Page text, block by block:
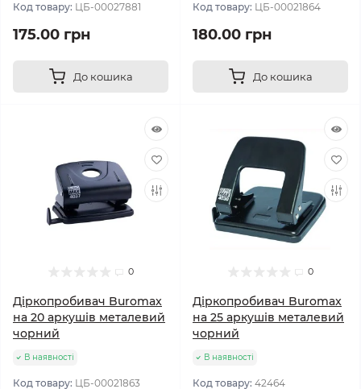
Код товару: ЦБ-00027881
175.00 грн
До кошика
Код товару: ЦБ-00021864
180.00 грн
До кошика
0
Діркопробивач Buromax
на 20 аркушів металевий
чорний
В наявності
Код товару: ЦБ-00021863
0
Діркопробивач Buromax
на 25 аркушів металевий
чорний
В наявності
Код товару: 42464